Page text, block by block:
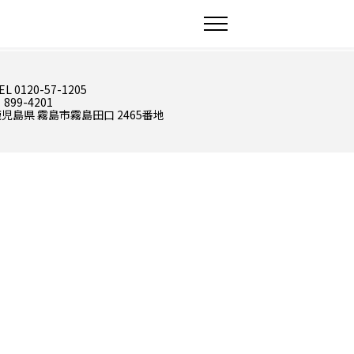
0120-57-1205
899-4201
島県 霧島市霧島田口 2465番地